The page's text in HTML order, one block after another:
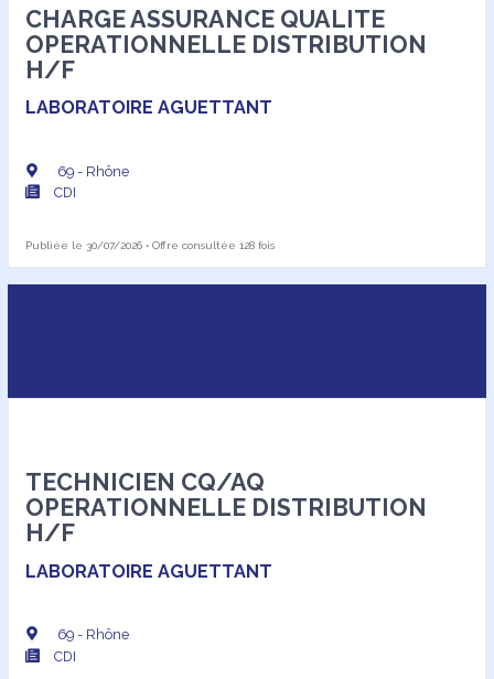
CHARGE ASSURANCE QUALITE
OPERATIONNELLE DISTRIBUTION
H/F
LABORATOIRE AGUETTANT
69 - Rhône
CDI
Publiée le 30/07/2026 • Offre consultée 128 fois
TECHNICIEN CQ/AQ
OPERATIONNELLE DISTRIBUTION
H/F
LABORATOIRE AGUETTANT
69 - Rhône
CDI